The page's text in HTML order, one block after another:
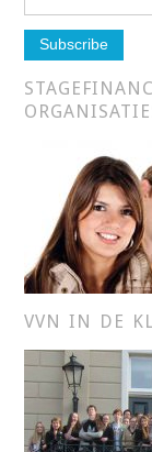
VVN IN DE